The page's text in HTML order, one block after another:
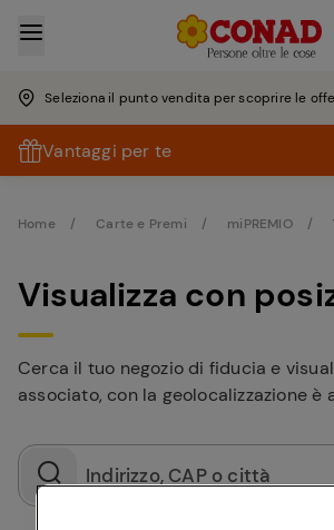
Seleziona il punto vendita per scoprire le
Vantaggi per te
Home Carte e Premi miPREMIO
Visualizza con
Cerca il tuo negozio di fiducia e
associato, con la geolocalizzazione è
Indirizzo, CAP o città